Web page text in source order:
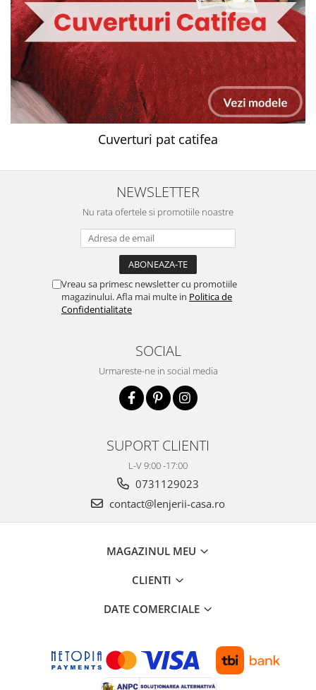
Cuverturi pat catifea
NEWSLETTER
Nu rata ofertele si promotiile noastre
Vreau sa primesc newsletter cu promotiile
magazinului. Afla mai multe in Politica de
Confidentialitate
SOCIAL
Urmareste-ne in social media
SUPORT CLIENTI
L-V 9:00 -17:00
0731129023
contact@lenjerii-casa.ro
MAGAZINUL MEU
CLIENTI
DATE COMERCIALE